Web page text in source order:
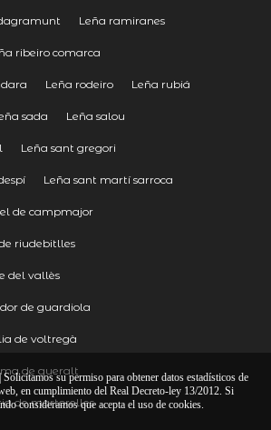
Leña ramiranes
ribeiro comarca
Leña rodeiro Leña rubiá
sada Leña salou
Leña sant gregori
Leña sant martí sarroca
de campmajor
riudebitlles
del vallès
de guardiola
de voltregà
de queralt
de martorelles
su permiso para obtener datos estadísticos de
en cumplimiento del Real Decreto-ley 13/2012. Si
consideramos que acepta el uso de cookies.